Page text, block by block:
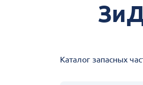
Каталог запасных